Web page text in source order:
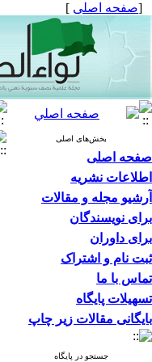
[صفحه اصلی ]
بخش‌های اصلی
صفحه اصلی
اطلاعات نشریه
آرشیو مجله و مقالات
برای نویسندگان
برای داوران
ثبت نام و اشتراک
تماس با ما
تسهیلات پایگاه
بایگانی مقالات زیر چاپ
جستجو در پایگاه